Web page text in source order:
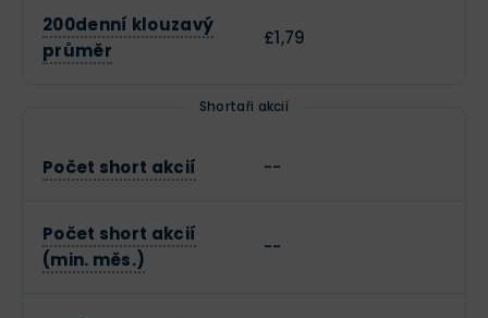
200denní klouzavý
průměr
£1,79
Shortaři akcií
Počet short akcií --
Počet short akcií
(min. měs.)
--